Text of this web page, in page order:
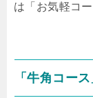
は「お気軽コ
「牛角コー